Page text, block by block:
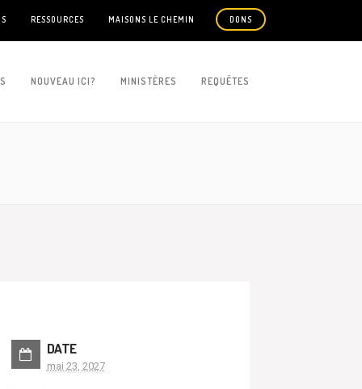
RESSOURCES MAISONS LE CHEMIN DONS
NOUVEAU ICI? MINISTÈRES REQUÊTES
DATE
mai 23, 2027